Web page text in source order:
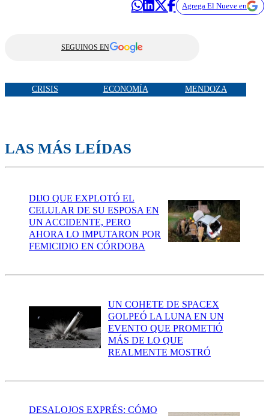
Agrega El Nueve en
SEGUINOS EN
CRISIS ECONOMÍA MENDOZA
LAS MÁS LEÍDAS
DIJO QUE EXPLOTÓ EL
CELULAR DE SU ESPOSA EN
UN ACCIDENTE, PERO
AHORA LO IMPUTARON POR
FEMICIDIO EN CÓRDOBA
UN COHETE DE SPACEX
GOLPEÓ LA LUNA EN UN
EVENTO QUE PROMETIÓ
MÁS DE LO QUE
REALMENTE MOSTRÓ
DESALOJOS EXPRÉS: CÓMO